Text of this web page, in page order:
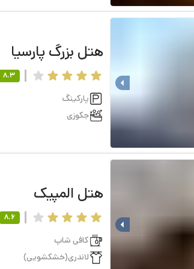
هتل بزرگ پارسیا
8.3
پارکینگ
جکوزی
هتل المپیک
8.6
کافی شاپ
لاندری(خشکشویی)